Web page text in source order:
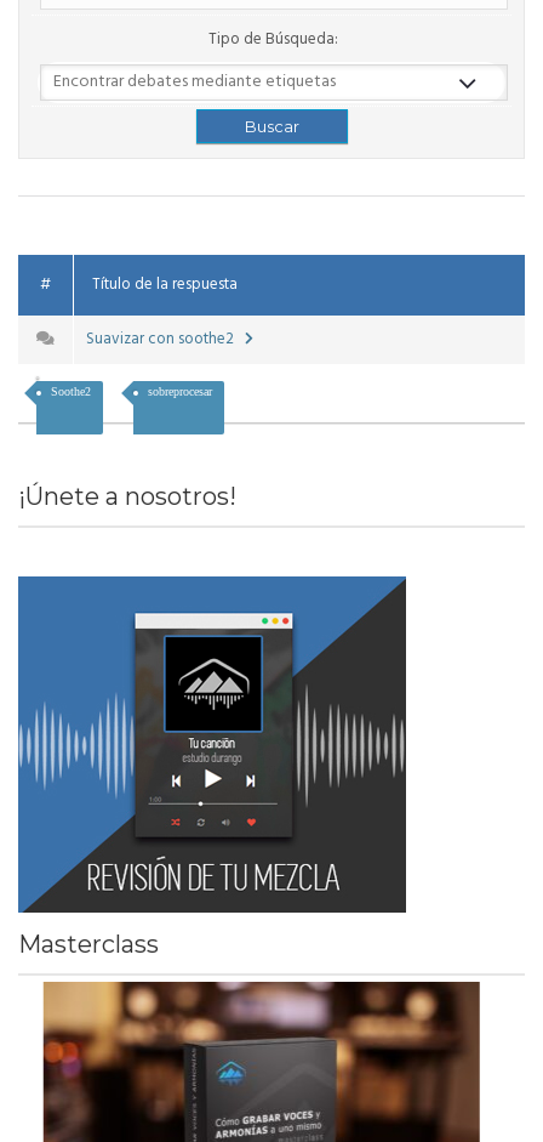
Tipo de Búsqueda:
# Título de la respuesta
Suavizar con soothe2
Soothe2 sobreprocesar
¡Únete a nosotros!
Masterclass